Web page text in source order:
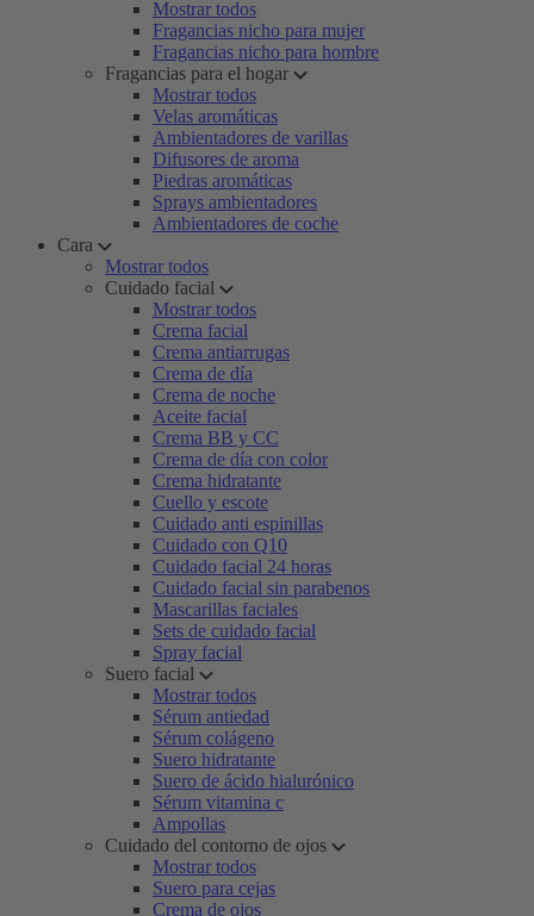
Mostrar todos
Fragancias nicho para mujer
Fragancias nicho para hombre
Fragancias para el hogar
Mostrar todos
Velas aromáticas
Ambientadores de varillas
Difusores de aroma
Piedras aromáticas
Sprays ambientadores
Ambientadores de coche
Cara
Mostrar todos
Cuidado facial
Mostrar todos
Crema facial
Crema antiarrugas
Crema de día
Crema de noche
Aceite facial
Crema BB y CC
Crema de día con color
Crema hidratante
Cuello y escote
Cuidado anti espinillas
Cuidado con Q10
Cuidado facial 24 horas
Cuidado facial sin parabenos
Mascarillas faciales
Sets de cuidado facial
Spray facial
Suero facial
Mostrar todos
Sérum antiedad
Sérum colágeno
Suero hidratante
Suero de ácido hialurónico
Sérum vitamina c
Ampollas
Cuidado del contorno de ojos
Mostrar todos
Suero para cejas
Crema de ojos